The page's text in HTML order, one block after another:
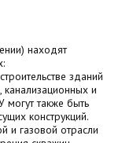
находят
зданий
и
могут также быть
конструкций.
и газовой отрасли